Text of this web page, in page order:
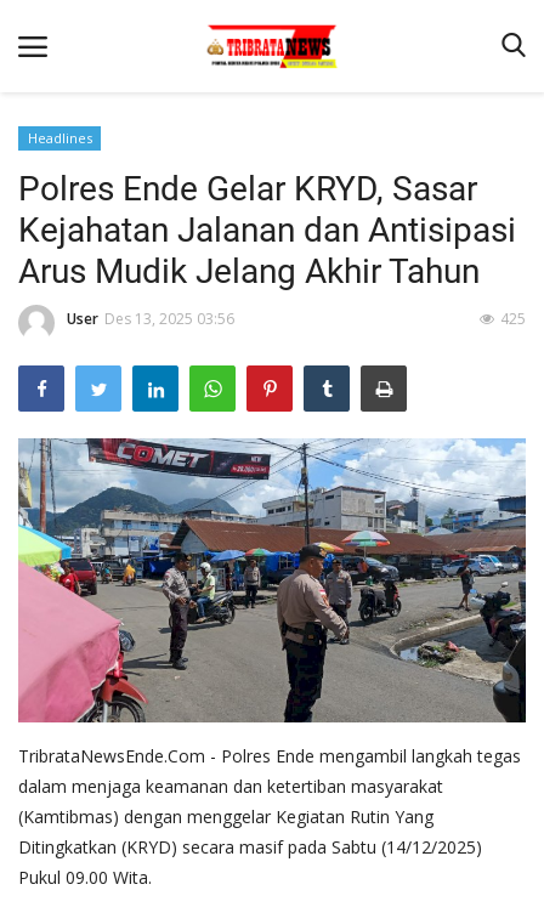
Beranda
Terms & Conditions
Binkam
Lantas
Giat Ops
Polisi Kita
Headlines
Polres Ende Gelar KRYD, Sasar
Kejahatan Jalanan dan Antisipasi
Arus Mudik Jelang Akhir Tahun
User Des 13, 2025 03:56 425
TribrataNewsEnde.Com - Polres Ende mengambil langkah tegas
dalam menjaga keamanan dan ketertiban masyarakat
(Kamtibmas) dengan menggelar Kegiatan Rutin Yang
Ditingkatkan (KRYD) secara masif pada Sabtu (14/12/2025)
Pukul 09.00 Wita.